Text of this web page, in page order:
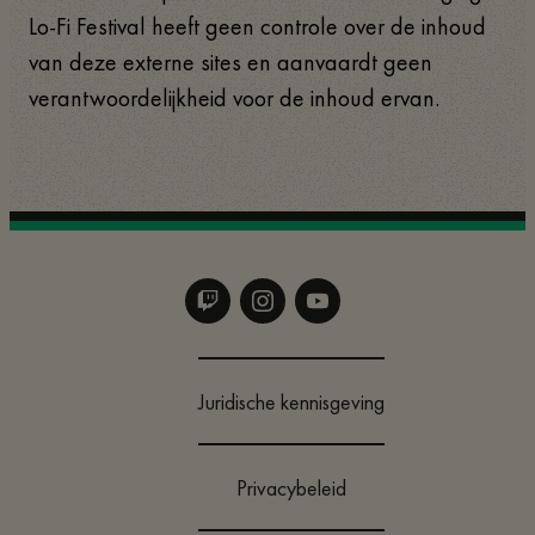
Lo-Fi Festival heeft geen controle over de inhoud
van deze externe sites en aanvaardt geen
verantwoordelijkheid voor de inhoud ervan.
Juridische kennisgeving
Privacybeleid